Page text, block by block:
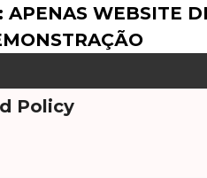
APENAS WEBSITE
Policy